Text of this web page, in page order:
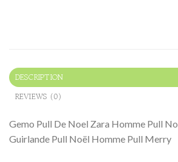
DESCRIPTION
REVIEWS (0)
Gemo Pull De Noel Zara Homme Pull
Guirlande Pull Noël Homme Pull Merry